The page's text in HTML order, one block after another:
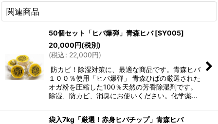
関連商品
50個セット「ヒバ爆弾」青森ヒバ [SY005]
20,000円(税別)
(税込: 22,000円)
防カビ！除湿対策に、最適な商品です。青森ヒバ
１００％使用「ヒバ爆弾」 青森ひばの厳選された
オガ粉を圧縮した100％天然の芳香除湿剤です。
除湿、防カビ、消臭にお使いください。化学薬…
袋入7kg「厳選！赤身ヒバチップ」青森ヒバ